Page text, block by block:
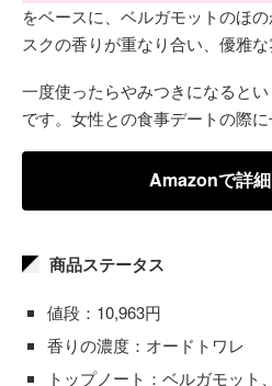
をベースに、ベルガモットのほ
スクの香りが重なり合い、優雅な
一度使ったらやみつきになると
です。女性との食事デートの際
Amazonで詳
商品ステータス
値段：10,963円
香りの濃度：オードトワレ
トップノート：ベルガモッ